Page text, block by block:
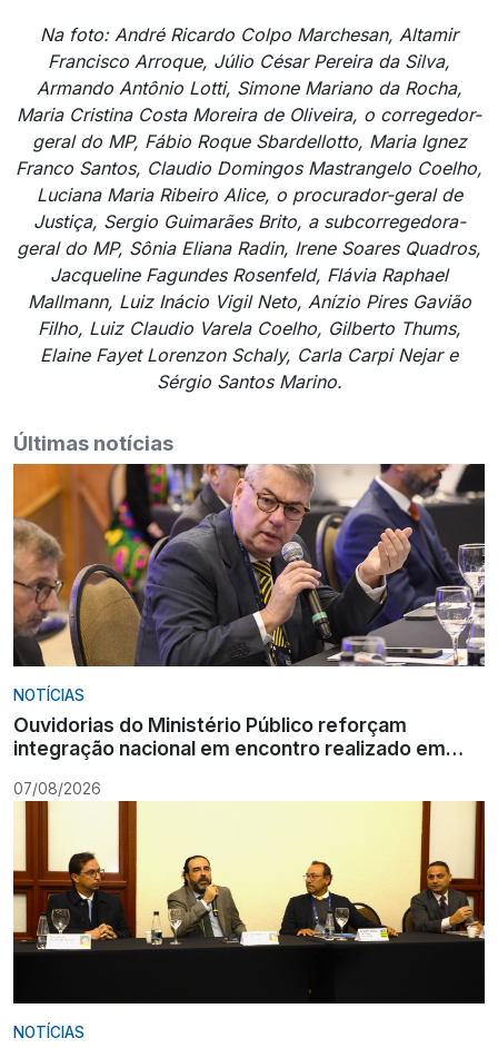
Na foto: André Ricardo Colpo Marchesan, Altamir
Francisco Arroque, Júlio César Pereira da Silva,
Armando Antônio Lotti, Simone Mariano da Rocha,
Maria Cristina Costa Moreira de Oliveira, o corregedor-
geral do MP, Fábio Roque Sbardellotto, Maria Ignez
Franco Santos, Claudio Domingos Mastrangelo Coelho,
Luciana Maria Ribeiro Alice, o procurador-geral de
Justiça, Sergio Guimarães Brito, a subcorregedora-
geral do MP, Sônia Eliana Radin, Irene Soares Quadros,
Jacqueline Fagundes Rosenfeld, Flávia Raphael
Mallmann, Luiz Inácio Vigil Neto, Anízio Pires Gavião
Filho, Luiz Claudio Varela Coelho, Gilberto Thums,
Elaine Fayet Lorenzon Schaly, Carla Carpi Nejar e
Sérgio Santos Marino.
Últimas notícias
NOTÍCIAS
Ouvidorias do Ministério Público reforçam
integração nacional em encontro realizado em
07/08/2026
NOTÍCIAS